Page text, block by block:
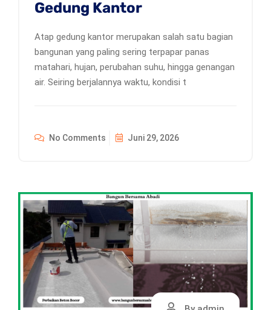
Gedung Kantor
Atap gedung kantor merupakan salah satu bagian
bangunan yang paling sering terpapar panas
matahari, hujan, perubahan suhu, hingga genangan
air. Seiring berjalannya waktu, kondisi t
No Comments Juni 29, 2026